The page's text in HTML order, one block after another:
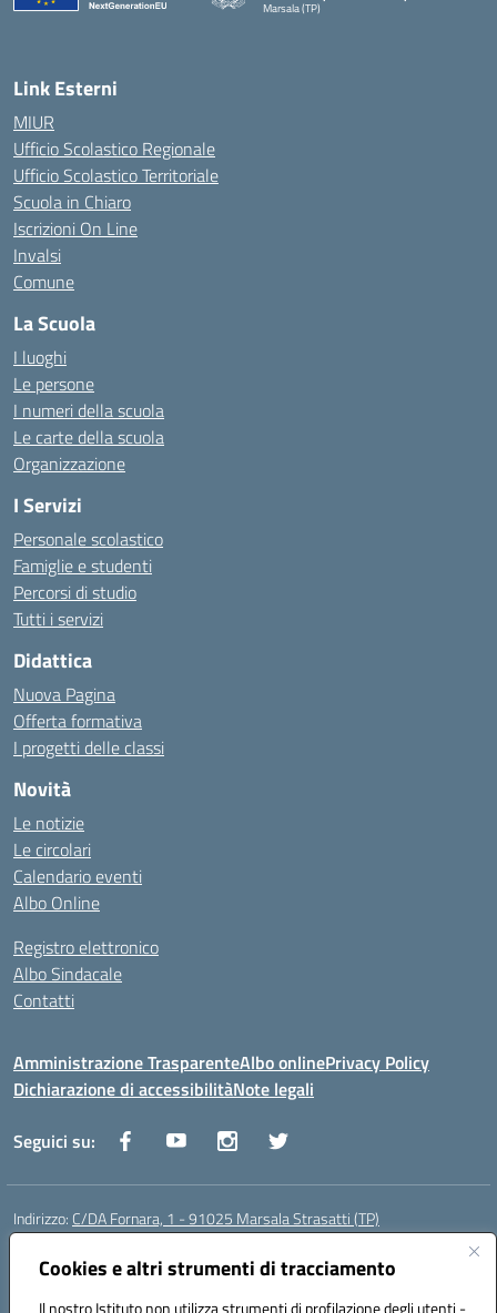
Cookies e altri strumenti di tracciamento
Il nostro Istituto non utilizza strumenti di profilazione degli utenti -
Marsala (TP)
Link Esterni
MIUR
Ufficio Scolastico Regionale
Ufficio Scolastico Territoriale
Scuola in Chiaro
Iscrizioni On Line
Invalsi
Comune
La Scuola
I luoghi
Le persone
I numeri della scuola
Le carte della scuola
Organizzazione
I Servizi
Personale scolastico
Famiglie e studenti
Percorsi di studio
Tutti i servizi
Didattica
Nuova Pagina
Offerta formativa
I progetti delle classi
Novità
Le notizie
Le circolari
Calendario eventi
Albo Online
Registro elettronico
Albo Sindacale
Contatti
Amministrazione TrasparenteAlbo onlinePrivacy Policy
Dichiarazione di accessibilitàNote legali
Seguici su:
Indirizzo: C/DA Fornara, 1 - 91025 Marsala Strasatti (TP)
Centralino:
Posta elettronica certificata (PEC):tpic81600v@pec.istruzione.it
Codice fiscale: 82006360810